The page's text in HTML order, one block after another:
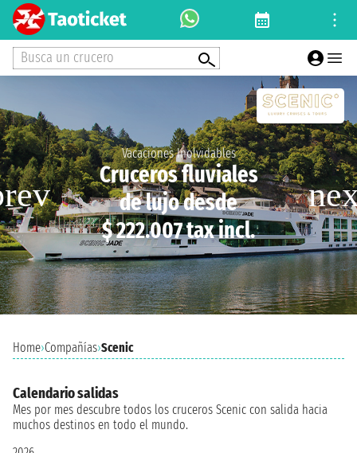
Busca un crucero
Vacaciones Inolvidables
Cruceros fluviales
de lujo desde
$ 222.007 tax incl.
Home›Compañías›Scenic
Calendario salidas
Mes por mes descubre todos los cruceros Scenic con salida hacia
muchos destinos en todo el mundo.